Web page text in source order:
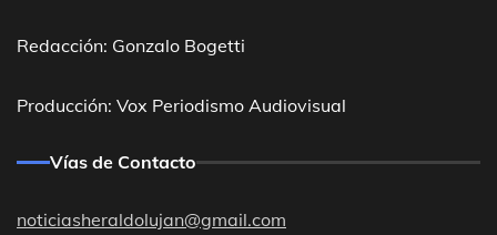
Redacción: Gonzalo Bogetti
Producción: Vox Periodismo Audiovisual
Vías de Contacto
noticiasheraldolujan@gmail.com